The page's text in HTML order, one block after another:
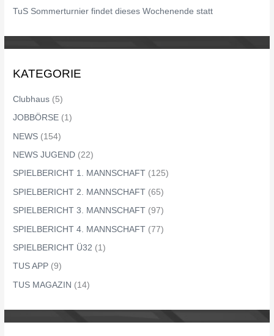
TuS Sommerturnier findet dieses Wochenende statt
KATEGORIE
Clubhaus (5)
JOBBÖRSE (1)
NEWS (154)
NEWS JUGEND (22)
SPIELBERICHT 1. MANNSCHAFT (125)
SPIELBERICHT 2. MANNSCHAFT (65)
SPIELBERICHT 3. MANNSCHAFT (97)
SPIELBERICHT 4. MANNSCHAFT (77)
SPIELBERICHT Ü32 (1)
TUS APP (9)
TUS MAGAZIN (14)